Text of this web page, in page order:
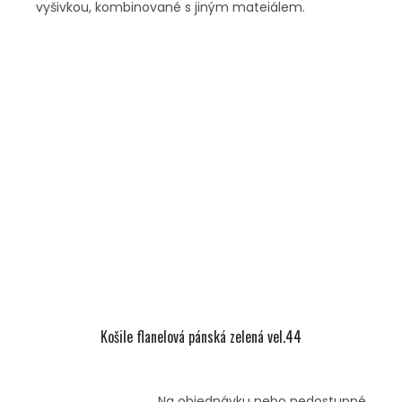
vyšivkou, kombinované s jiným mateiálem.
Košile flanelová pánská zelená vel.44